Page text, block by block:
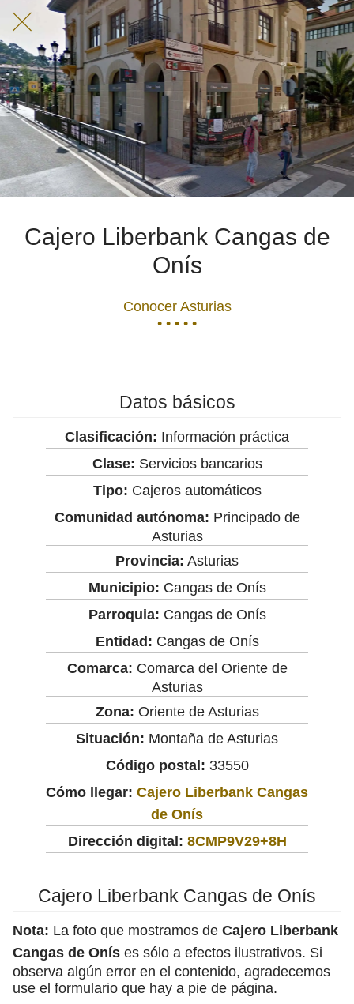
Cajero Liberbank Cangas de
Onís
Conocer Asturias
• • • • •
Datos básicos
Clasificación: Información práctica
Clase: Servicios bancarios
Tipo: Cajeros automáticos
Comunidad autónoma: Principado de
Asturias
Provincia: Asturias
Municipio: Cangas de Onís
Parroquia: Cangas de Onís
Entidad: Cangas de Onís
Comarca: Comarca del Oriente de
Asturias
Zona: Oriente de Asturias
Situación: Montaña de Asturias
Código postal: 33550
Cómo llegar: Cajero Liberbank Cangas
de Onís
Dirección digital: 8CMP9V29+8H
Cajero Liberbank Cangas de Onís
Nota: La foto que mostramos de Cajero Liberbank
Cangas de Onís es sólo a efectos ilustrativos. Si
observa algún error en el contenido, agradecemos
use el formulario que hay a pie de página.